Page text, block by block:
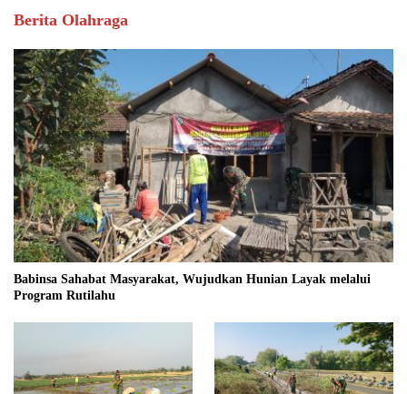
Berita Olahraga
Babinsa Sahabat Masyarakat, Wujudkan Hunian Layak melalui
Program Rutilahu